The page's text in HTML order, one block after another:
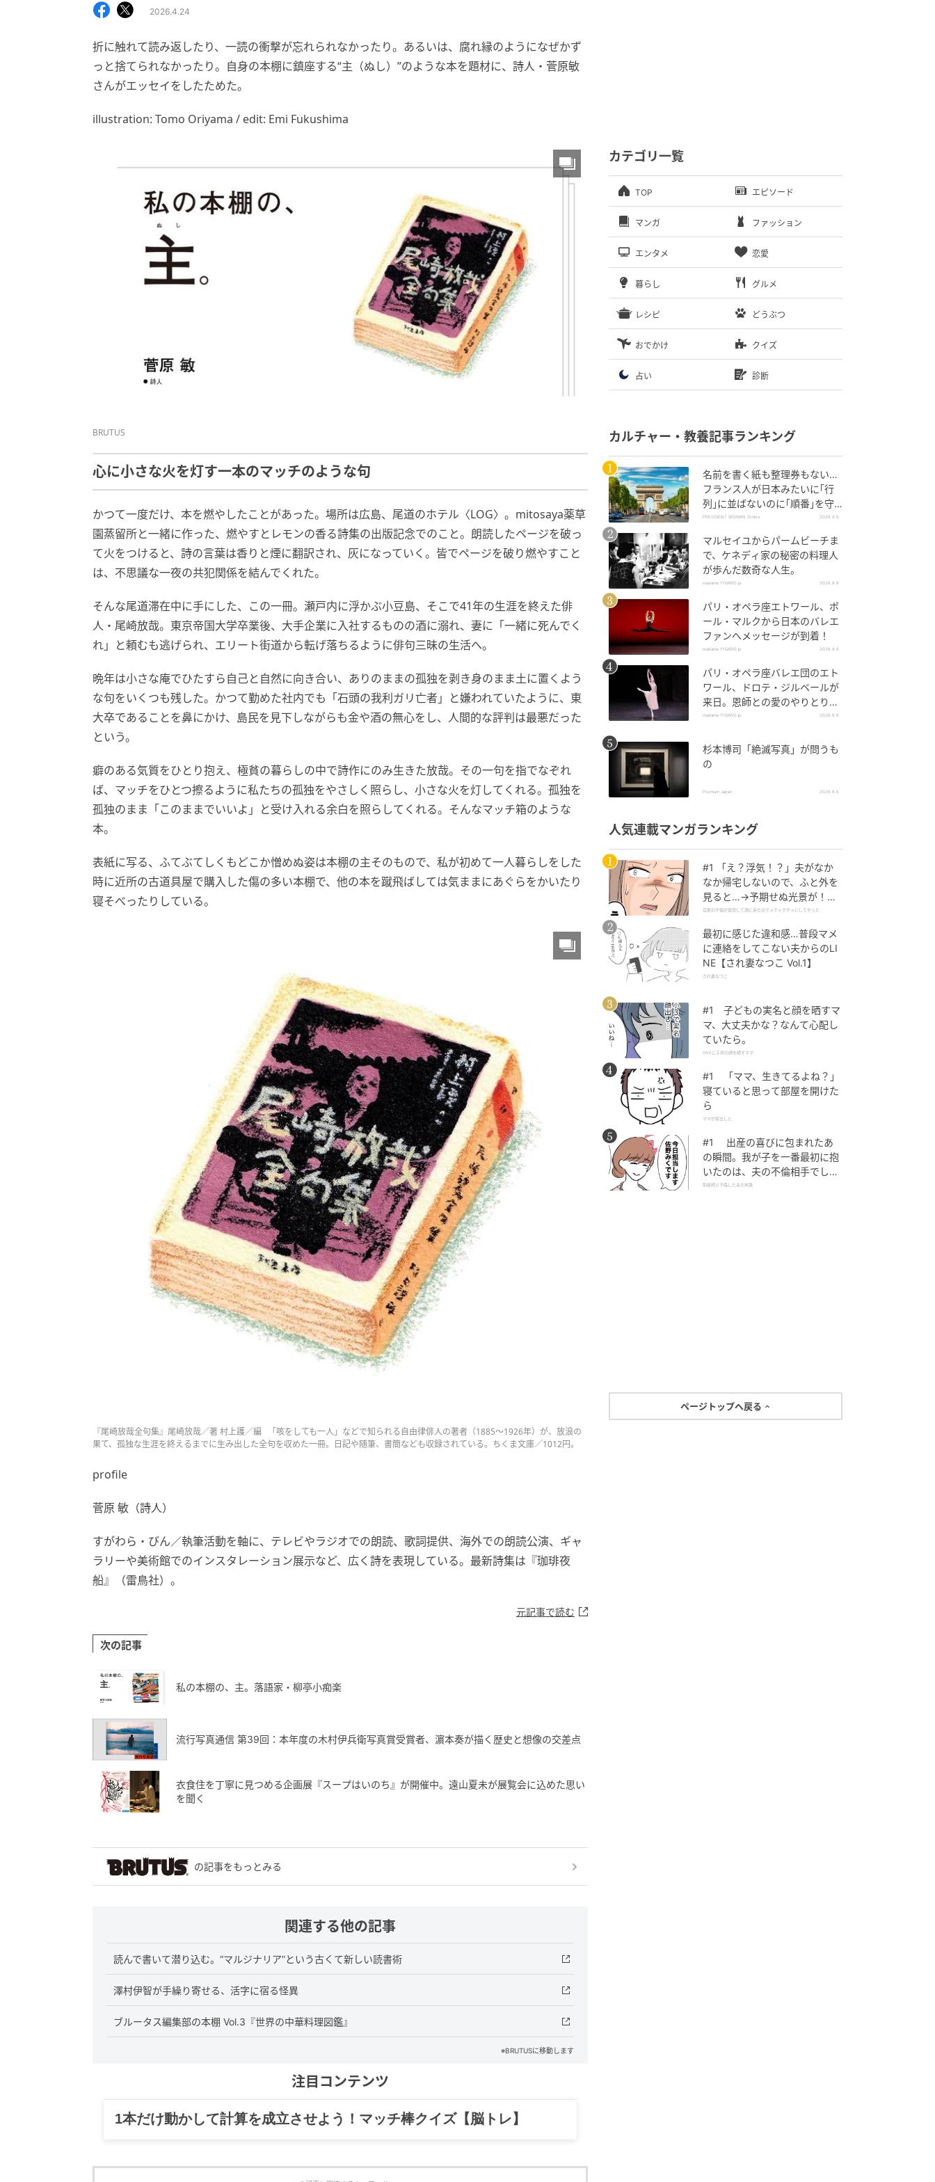
2026.4.24
折に触れて読み返したり、一読の衝撃が忘れられなかったり。あるいは、腐れ縁のようになぜかず
っと捨てられなかったり。自身の本棚に鎮座する“主（ぬし）”のような本を題材に、詩人・菅原敏
さんがエッセイをしたためた。
illustration: Tomo Oriyama / edit: Emi Fukushima
BRUTUS
心に小さな火を灯す一本のマッチのような句
かつて一度だけ、本を燃やしたことがあった。場所は広島、尾道のホテル〈LOG〉。mitosaya薬草
園蒸留所と一緒に作った、燃やすとレモンの香る詩集の出版記念でのこと。朗読したページを破っ
て火をつけると、詩の言葉は香りと煙に翻訳され、灰になっていく。皆でページを破り燃やすこと
は、不思議な一夜の共犯関係を結んでくれた。
そんな尾道滞在中に手にした、この一冊。瀬戸内に浮かぶ小豆島、そこで41年の生涯を終えた俳
人・尾崎放哉。東京帝国大学卒業後、大手企業に入社するものの酒に溺れ、妻に「一緒に死んでく
れ」と頼むも逃げられ、エリート街道から転げ落ちるように俳句三昧の生活へ。
晩年は小さな庵でひたすら自己と自然に向き合い、ありのままの孤独を剥き身のまま土に置くよう
な句をいくつも残した。かつて勤めた社内でも「石頭の我利ガリ亡者」と嫌われていたように、東
大卒であることを鼻にかけ、島民を見下しながらも金や酒の無心をし、人間的な評判は最悪だった
という。
癖のある気質をひとり抱え、極貧の暮らしの中で詩作にのみ生きた放哉。その一句を指でなぞれ
ば、マッチをひとつ擦るように私たちの孤独をやさしく照らし、小さな火を灯してくれる。孤独を
孤独のまま「このままでいいよ」と受け入れる余白を照らしてくれる。そんなマッチ箱のような
本。
表紙に写る、ふてぶてしくもどこか憎めぬ姿は本棚の主そのもので、私が初めて一人暮らしをした
時に近所の古道具屋で購入した傷の多い本棚で、他の本を蹴飛ばしては気ままにあぐらをかいたり
寝そべったりしている。
『尾崎放哉全句集』尾崎放哉／著 村上護／編 「咳をしても一人」などで知られる自由律俳人の著者（1885～1926年）が、放浪の
果て、孤独な生涯を終えるまでに生み出した全句を収めた一冊。日記や随筆、書簡なども収録されている。ちくま文庫／1012円。
profile
菅原 敏（詩人）
すがわら・びん／執筆活動を軸に、テレビやラジオでの朗読、歌詞提供、海外での朗読公演、ギャ
ラリーや美術館でのインスタレーション展示など、広く詩を表現している。最新詩集は『珈琲夜
船』（雷鳥社）。
元記事で読む
次の記事
私の本棚の、主。落語家・柳亭小痴楽
流行写真通信 第39回：本年度の木村伊兵衛写真賞受賞者、濵本奏が描く歴史と想像の交差点
衣食住を丁寧に見つめる企画展『スープはいのち』が開催中。遠山夏未が展覧会に込めた思い
を聞く
の記事をもっとみる
関連する他の記事
読んで書いて潜り込む。“マルジナリア”という古くて新しい読書術
澤村伊智が手繰り寄せる、活字に宿る怪異
ブルータス編集部の本棚 Vol.3『世界の中華料理図鑑』
※BRUTUSに移動します
注目コンテンツ
グルメ、ギャグ、子育て、旅行記……全部、読めます。
カテゴリ一覧
TOP エピソード
マンガ ファッション
エンタメ 恋愛
暮らし グルメ
レシピ どうぶつ
おでかけ クイズ
占い 診断
カルチャー・教養記事ランキング
名前を書く紙も整理券もない…
フランス人が日本みたいに｢行
列｣に並ばないのに｢順番｣を守
れる謎システム
PRESIDENT WOMAN Online 2026.8.6
マルセイユからパームビーチま
で、ケネディ家の秘密の料理人
が歩んだ数奇な人生。
madame FIGARO.jp 2026.8.6
パリ・オペラ座エトワール、ポ
ール・マルクから日本のバレエ
ファンへメッセージが到着！
madame FIGARO.jp 2026.8.6
パリ・オペラ座バレエ団のエト
ワール、ドロテ・ジルベールが
来日。恩師との愛のやりとりを
特別公開！
madame FIGARO.jp 2026.8.6
杉本博司「絶滅写真」が問うも
の
Premium Japan 2026.8.6
人気連載マンガランキング
#1 「え？浮気！？」夫がなか
なか帰宅しないので、ふと外を
見ると…→予期せぬ光景が！｜
旦那の不倫が発覚して頭に来た
旦那の不倫が発覚して頭に来たのでメチャクチャにしてやった
最初に感じた違和感…普段マメ
に連絡をしてこない夫からのLI
NE【され妻なつこ Vol.1】
され妻なつこ
#1 子どもの実名と顔を晒すマ
マ、大丈夫かな？なんて心配し
ていたら。
SNSに子供の顔を晒すママ
#1 「ママ、生きてるよね？」
寝ていると思って部屋を開けた
ら
ママが家出した
#1 出産の喜びに包まれたあ
の瞬間。我が子を一番最初に抱
いたのは、夫の不倫相手でし
た。
助産師と不倫した夫の末路
ページトップへ戻る